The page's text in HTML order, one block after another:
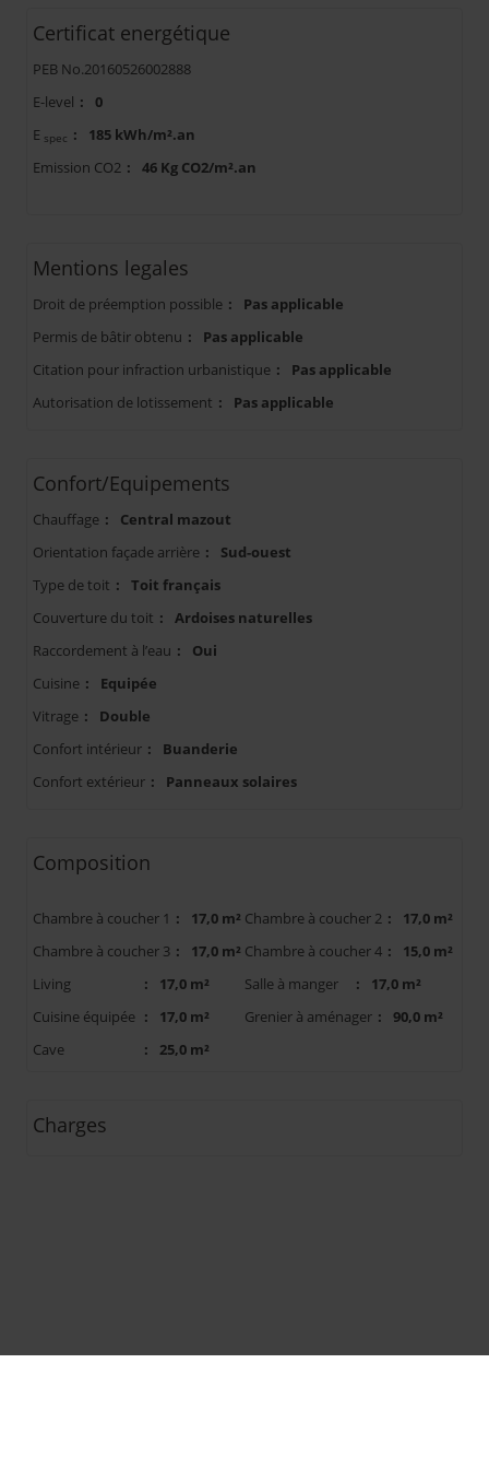
Certificat energétique
PEB No.20160526002888
E-level :
0
E spec :
185 kWh/m².an
Emission CO2 : 46 Kg CO2/m².an
Mentions legales
Droit de préemption possible :
Pas applicable
Permis de bâtir obtenu :
Pas applicable
Citation pour infraction urbanistique :
Pas applicable
Autorisation de lotissement : Pas applicable
Confort/Equipements
Chauffage :
Central mazout
Orientation façade arrière :
Sud-ouest
Type de toit :
Toit français
Couverture du toit :
Ardoises naturelles
Raccordement à l’eau :
Oui
Cuisine :
Equipée
Vitrage :
Double
Confort intérieur :
Buanderie
Confort extérieur : Panneaux solaires
Composition
Chambre à coucher 1 : 17,0 m² Chambre à coucher 2 :
17,0 m²
Chambre à coucher 3 : 17,0 m² Chambre à coucher 4 :
15,0 m²
Living
: 17,0 m² Salle à manger :
17,0 m²
Cuisine équipée : 17,0 m² Grenier à aménager :
90,0 m²
Cave
: 25,0 m²
Charges